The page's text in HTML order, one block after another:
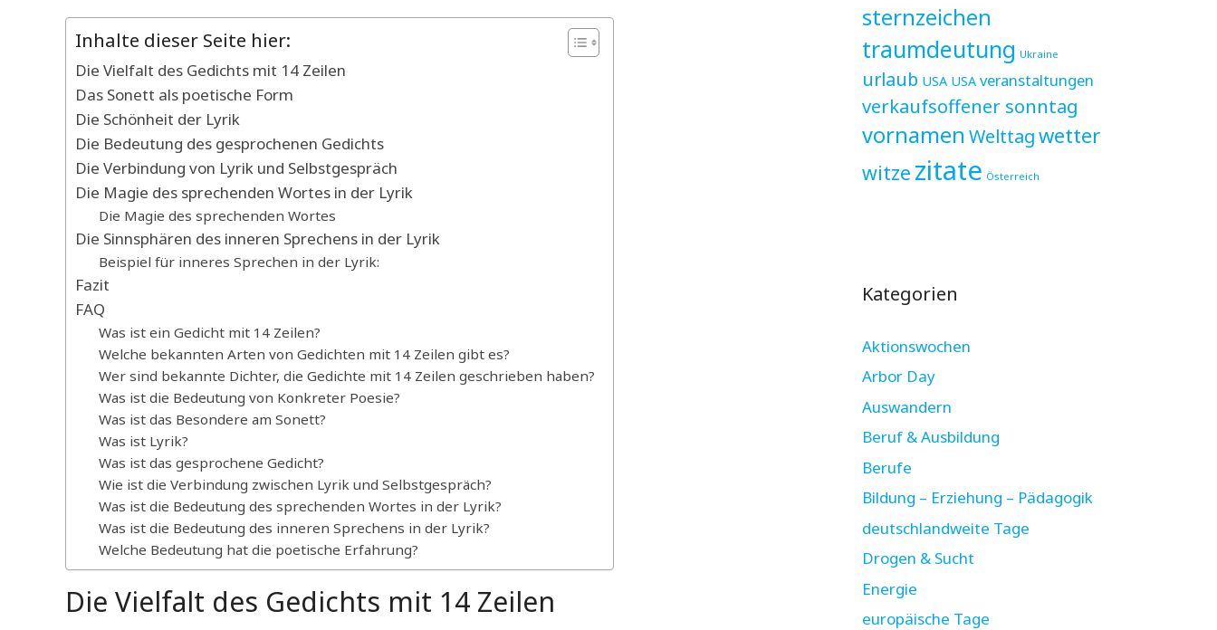
Inhalte dieser Seite hier:
Die Vielfalt des Gedichts mit 14 Zeilen
Das Sonett als poetische Form
Die Schönheit der Lyrik
Die Bedeutung des gesprochenen Gedichts
Die Verbindung von Lyrik und Selbstgespräch
Die Magie des sprechenden Wortes in der Lyrik
Die Magie des sprechenden Wortes
Die Sinnsphären des inneren Sprechens in der Lyrik
Beispiel für inneres Sprechen in der Lyrik:
Fazit
FAQ
Was ist ein Gedicht mit 14 Zeilen?
Welche bekannten Arten von Gedichten mit 14 Zeilen gibt es?
Wer sind bekannte Dichter, die Gedichte mit 14 Zeilen geschrieben haben?
Was ist die Bedeutung von Konkreter Poesie?
Was ist das Besondere am Sonett?
Was ist Lyrik?
Was ist das gesprochene Gedicht?
Wie ist die Verbindung zwischen Lyrik und Selbstgespräch?
Was ist die Bedeutung des sprechenden Wortes in der Lyrik?
Was ist die Bedeutung des inneren Sprechens in der Lyrik?
Welche Bedeutung hat die poetische Erfahrung?
Die Vielfalt des Gedichts mit 14 Zeilen
sternzeichen
traumdeutung Ukraine
urlaub USA USA veranstaltungen
verkaufsoffener sonntag
vornamen Welttagwetter
witze zitate Österreich
Kategorien
Aktionswochen
Arbor Day
Auswandern
Beruf & Ausbildung
Berufe
Bildung – Erziehung – Pädagogik
deutschlandweite Tage
Drogen & Sucht
Energie
europäische Tage